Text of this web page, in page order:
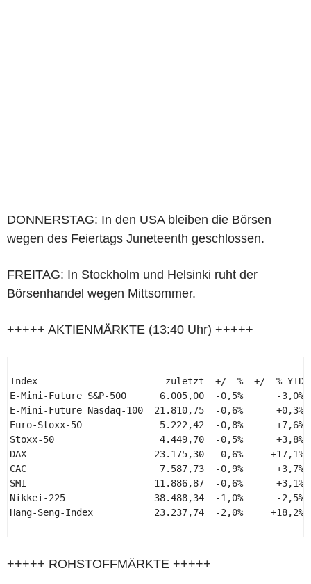
DONNERSTAG: In den USA bleiben die Börsen
wegen des Feiertags Juneteenth geschlossen.
FREITAG: In Stockholm und Helsinki ruht der
Börsenhandel wegen Mittsommer.
+++++ AKTIENMÄRKTE (13:40 Uhr) +++++
Index                       zuletzt  +/- %  +/- % YTD
E-Mini-Future S&P-500      6.005,00  -0,5%      -3,0%
E-Mini-Future Nasdaq-100  21.810,75  -0,6%      +0,3%
Euro-Stoxx-50              5.222,42  -0,8%      +7,6%
Stoxx-50                   4.449,70  -0,5%      +3,8%
DAX                       23.175,30  -0,6%     +17,1%
CAC                        7.587,73  -0,9%      +3,7%
SMI                       11.886,87  -0,6%      +3,1%
Nikkei-225                38.488,34  -1,0%      -2,5%
Hang-Seng-Index           23.237,74  -2,0%     +18,2%
+++++ ROHSTOFFMÄRKTE +++++